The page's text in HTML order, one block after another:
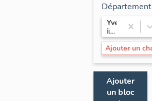
Département
Yvelines
Île-de-France
Ajouter
un bloc